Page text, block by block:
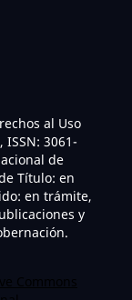
al Uso
ISSN: 3061-
de
Título: en
en trámite,
y